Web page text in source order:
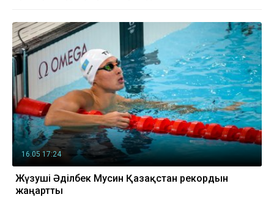
16.05 17:24
Жүзуші Әділбек Мусин Қазақстан рекордын
жаңартты